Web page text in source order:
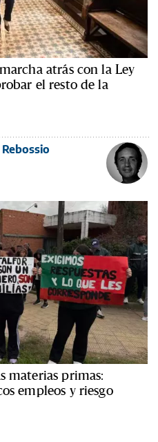
atrás con la Ley
el resto de la
materias primas:
empleos y riesgo